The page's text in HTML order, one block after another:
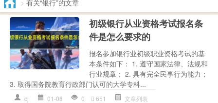
> 有关“银行”的文章
初级银行从业资格考试报名条
件是怎么要求的
报名参加银行业初级职业资格考试的基
本条件如下： 1. 遵守国家法律、法规和
行业规章； 2. 具有完全民事行为能力；
3. 取得国务院教育行政部门认可的大学专科...
cj 01-08 0 651 文章列表